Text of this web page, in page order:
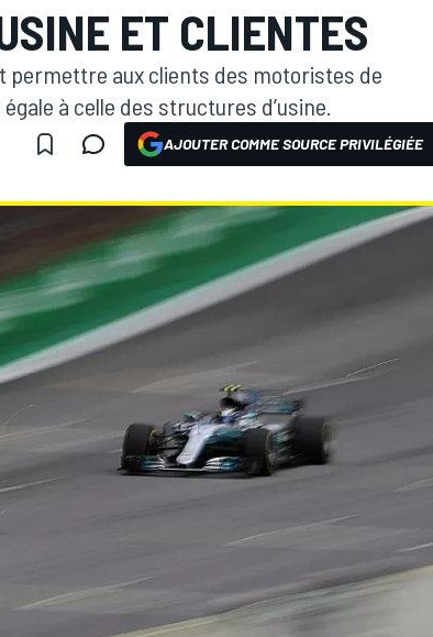
ET CLIENTES
permettre aux clients des motoristes de
à celle des structures d’usine.
AJOUTER COMME SOURCE PRIVILÉGIÉE